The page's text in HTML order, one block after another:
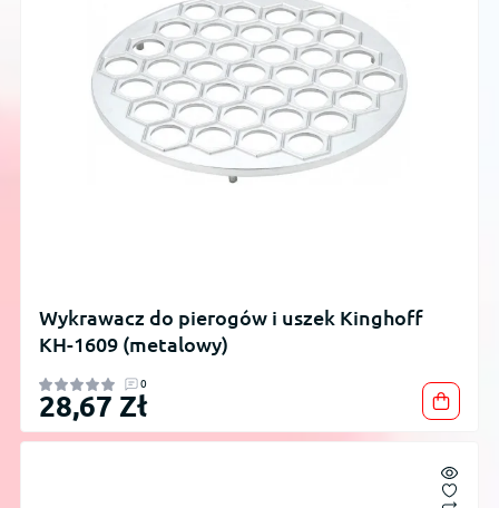
Wykrawacz do pierogów i uszek Kinghoff
KH-1609 (metalowy)
0
28,67 Zł